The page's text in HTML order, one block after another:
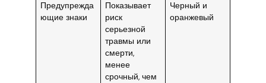
Предупрежда
ющие знаки
Показывает
риск
серьезной
травмы или
смерти,
менее
срочный, чем
Черный и
оранжевый